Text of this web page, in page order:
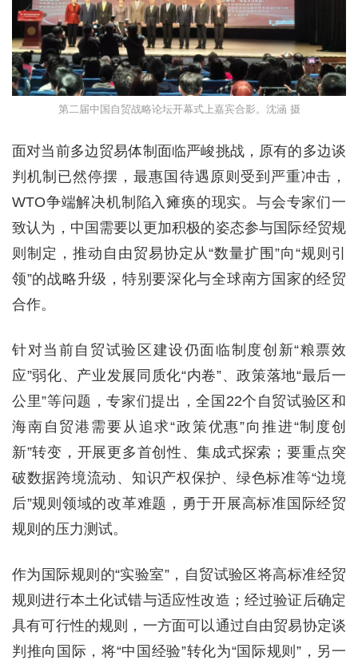
第二届中国自贸战略论坛开幕式上嘉宾合影。沈涵 摄
面对当前多边贸易体制面临严峻挑战，原有的多边谈
判机制已然停摆，最惠国待遇原则受到严重冲击，
WTO争端解决机制陷入瘫痪的现实。与会专家们一
致认为，中国需要以更加积极的姿态参与国际经贸规
则制定，推动自由贸易协定从“数量扩围”向“规则引
领”的战略升级，特别要深化与全球南方国家的经贸
合作。
针对当前自贸试验区建设仍面临制度创新“粮票效
应”弱化、产业发展同质化“内卷”、政策落地“最后一
公里”等问题，专家们提出，全国22个自贸试验区和
海南自贸港需要从追求“政策优惠”向推进“制度创
新”转变，开展更多首创性、集成式探索；要重点突
破数据跨境流动、知识产权保护、绿色标准等“边境
后”规则领域的改革难题，勇于开展高标准国际经贸
规则的压力测试。
作为国际规则的“实验室”，自贸试验区将高标准经贸
规则进行本土化试错与适应性改造；经过验证后确定
具有可行性的规则，一方面可以通过自由贸易协定谈
判推向国际，将“中国经验”转化为“国际规则”，另一